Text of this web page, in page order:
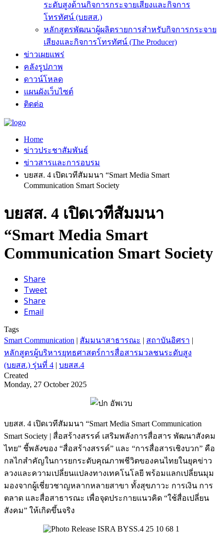
ระดับสูงด้านกิจการกระจายเสียงและกิจการ
โทรทัศน์ (บยสส.)
หลักสูตรพัฒนาผู้ผลิตรายการสำหรับกิจการกระจาย
เสียงและกิจการโทรทัศน์ (The Producer)
ข่าวเผยแพร่
คลังรูปภาพ
ดาวน์โหลด
แผนผังเว็บไซต์
ติดต่อ
Home
ข่าวประชาสัมพันธ์
ข่าวสารและการอบรม
บยสส. 4 เปิดเวทีสัมมนา “Smart Media Smart
Communication Smart Society
บยสส. 4 เปิดเวทีสัมมนา
“Smart Media Smart
Communication Smart Society
Share
Tweet
Share
Email
Tags
Smart Communication | สัมมนาสาธารณะ | สถาบันอิศรา |
หลักสูตรผู้บริหารยุทธศาสตร์การสื่อสารมวลชนระดับสูง
(บยสส.) รุ่นที่ 4 | บยสส.4
Created
Monday, 27 October 2025
บยสส. 4 เปิดเวทีสัมมนา “Smart Media Smart Communication
Smart Society | สื่อสร้างสรรค์ เสริมพลังการสื่อสาร พัฒนาสังคม
ไทย” ชี้พลังของ “สื่อสร้างสรรค์” และ “การสื่อสารเชิงบวก” คือ
กลไกสำคัญในการยกระดับคุณภาพชีวิตของคนไทยในยุคข่าว
ลวงและความเปลี่ยนแปลงทางเทคโนโลยี พร้อมแลกเปลี่ยนมุม
มองจากผู้เชี่ยวชาญหลากหลายสาขา ทั้งสุขภาวะ การเงิน การ
ตลาด และสื่อสาธารณะ เพื่อจุดประกายแนวคิด “ใช้สื่อเปลี่ยน
สังคม” ให้เกิดขึ้นจริง